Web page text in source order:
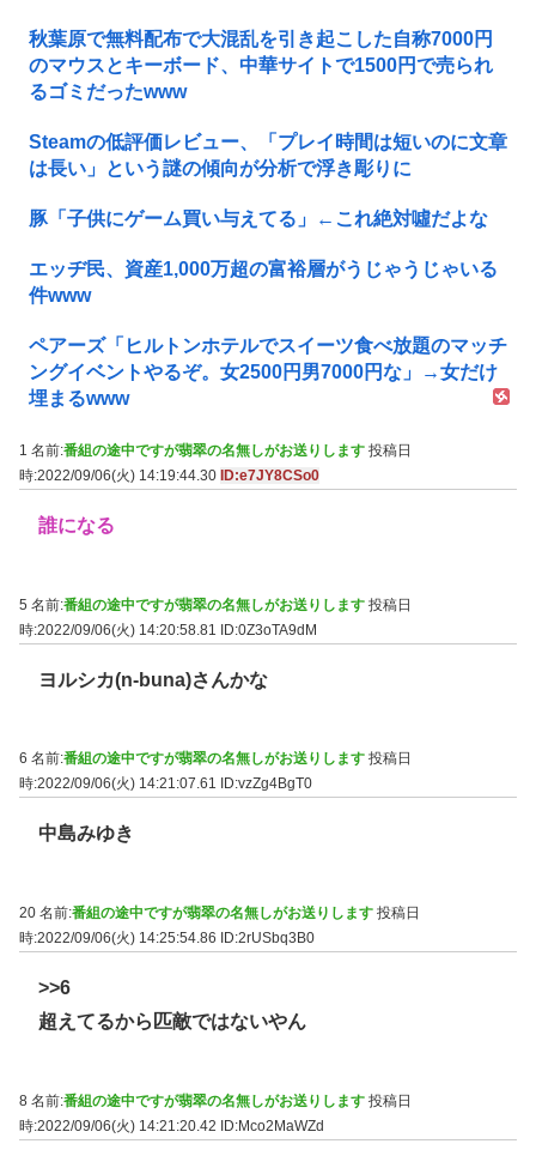
秋葉原で無料配布で大混乱を引き起こした自称7000円
のマウスとキーボード、中華サイトで1500円で売られ
るゴミだったwww
Steamの低評価レビュー、「プレイ時間は短いのに文章
は長い」という謎の傾向が分析で浮き彫りに
豚「子供にゲーム買い与えてる」←これ絶対噓だよな
エッヂ民、資産1,000万超の富裕層がうじゃうじゃいる
件www
ペアーズ「ヒルトンホテルでスイーツ食べ放題のマッチ
ングイベントやるぞ。女2500円男7000円な」→女だけ
埋まるwww
1 名前:番組の途中ですが翡翠の名無しがお送りします 投稿日
時:2022/09/06(火) 14:19:44.30 ID:e7JY8CSo0
誰になる
5 名前:番組の途中ですが翡翠の名無しがお送りします 投稿日
時:2022/09/06(火) 14:20:58.81 ID:0Z3oTA9dM
ヨルシカ(n-buna)さんかな
6 名前:番組の途中ですが翡翠の名無しがお送りします 投稿日
時:2022/09/06(火) 14:21:07.61
ID:vzZg4BgT0
中島みゆき
20 名前:番組の途中ですが翡翠の名無しがお送りします 投稿日
時:2022/09/06(火) 14:25:54.86
ID:2rUSbq3B0
>>6
超えてるから匹敵ではないやん
8 名前:番組の途中ですが翡翠の名無しがお送りします 投稿日
時:2022/09/06(火) 14:21:20.42 ID:Mco2MaWZd